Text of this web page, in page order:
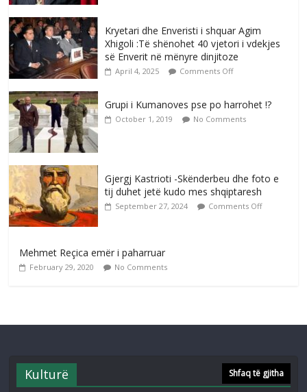
Kryetari dhe Enveristi i shquar Agim
Xhigoli :Të shënohet 40 vjetori i vdekjes
së Enverit në mënyre dinjitoze
April 4, 2025 Comments Off
Grupi i Kumanoves pse po harrohet !?
October 1, 2019 No Comments
Gjergj Kastrioti -Skënderbeu dhe foto e
tij duhet jetë kudo mes shqiptaresh
September 27, 2024 Comments Off
Mehmet Reçica emër i paharruar
February 29, 2020 No Comments
Kulturë Shfaq të gjitha